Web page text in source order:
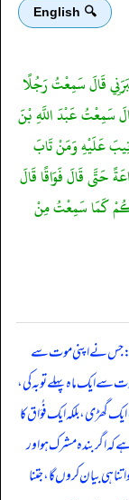
🔍 English
قَالَ سَمِعْتُ رَجُلًا
سَمِعْتُ عَبْدَ اللَّهِ بْنَ
عَلَيْهِ وَمَنْ تَابَ
حَتَّى قَالَ فَوَاقًا قَالَ
كَمَا سَمِعْتُ مِنْ
جس نے اپنی موت سے
سے ایک ماہ پہلے توبہ کی،
گھڑی، بلکہ ایک فُوَاق کا
کہ اگربندہ مشرک ہو اور
ہی بیان کروں گا، جتنا